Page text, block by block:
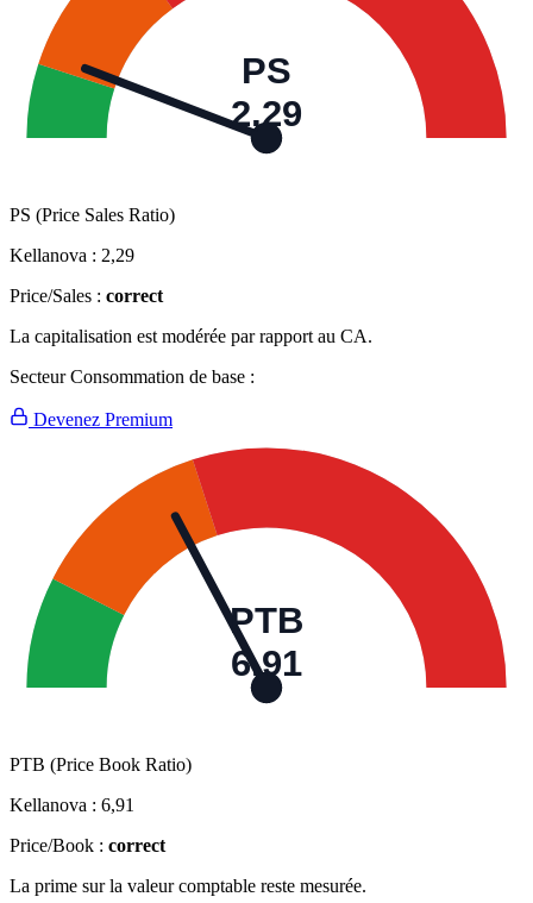
PS
2,29
PS (Price Sales Ratio)
Kellanova : 2,29
Price/Sales : correct
La capitalisation est modérée par rapport au CA.
Secteur Consommation de base :
Devenez Premium
PTB
6,91
PTB (Price Book Ratio)
Kellanova : 6,91
Price/Book : correct
La prime sur la valeur comptable reste mesurée.